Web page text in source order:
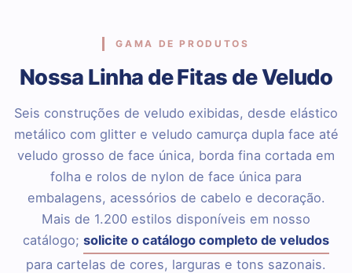
GAMA DE PRODUTOS
Nossa Linha de Fitas de Veludo
Seis construções de veludo exibidas, desde elástico
metálico com glitter e veludo camurça dupla face até
veludo grosso de face única, borda fina cortada em
folha e rolos de nylon de face única para
embalagens, acessórios de cabelo e decoração.
Mais de 1.200 estilos disponíveis em nosso
catálogo; solicite o catálogo completo de veludos
para cartelas de cores, larguras e tons sazonais.